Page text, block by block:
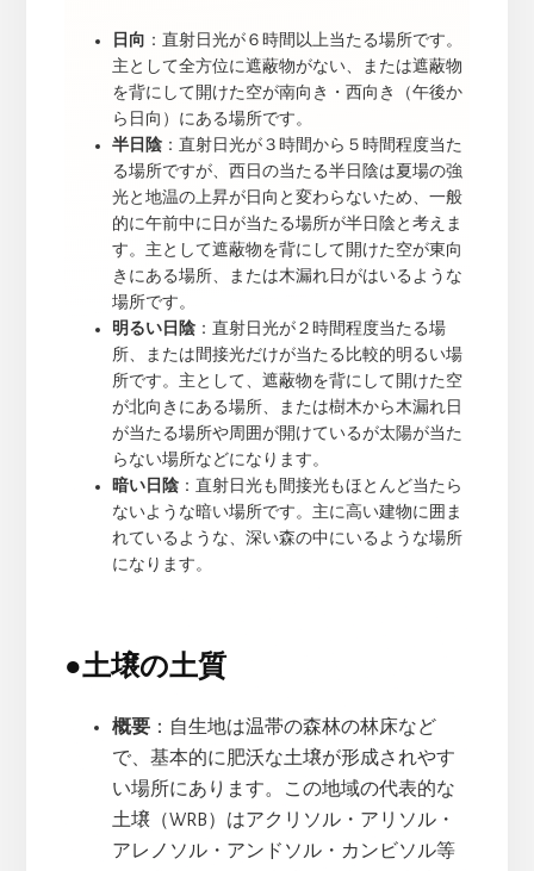
日向
：直射日光が６時間以上当たる場所です。
主として全方位に遮蔽物がない、または遮蔽物
を背にして開けた空が南向き・西向き（午後か
ら日向）にある場所です。
半日陰：直射日光が３時間から５時間程度当た
る場所ですが、西日の当たる半日陰は夏場の強
光と地温の上昇が日向と変わらないため、一般
的に午前中に日が当たる場所が半日陰と考えま
す。主として遮蔽物を背にして開けた空が東向
きにある場所、または木漏れ日がはいるような
場所です。
明るい日陰：直射日光が２時間程度当たる場
所、または間接光だけが当たる比較的明るい場
所です。主として、遮蔽物を背にして開けた空
が北向きにある場所、または樹木から木漏れ日
が当たる場所や周囲が開けているが太陽が当た
らない場所などになります。
暗い日陰：直射日光も間接光もほとんど当たら
ないような暗い場所です。主に高い建物に囲ま
れているような、深い森の中にいるような場所
になります。
●土壌の土質
概要：自生地は温帯の森林の林床など
で、基本的に肥沃な土壌が形成されやす
い場所にあります。この地域の代表的な
土壌（WRB）はアクリソル・アリソル・
アレノソル・アンドソル・カンビソル等